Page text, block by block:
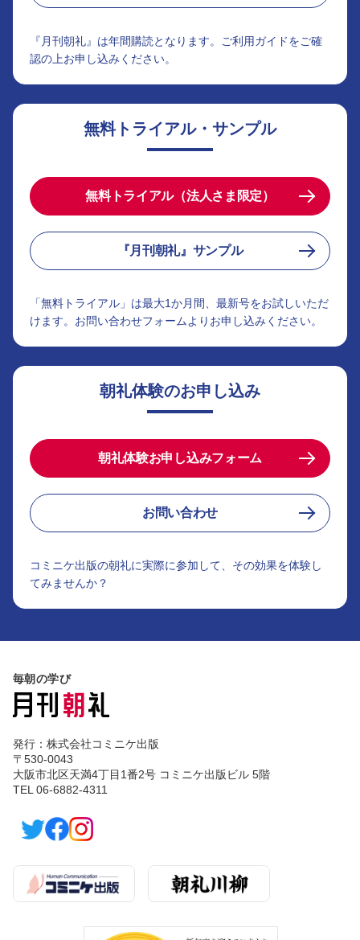
『月刊朝礼』は年間購読となります。ご利用ガイドをご確
認の上お申し込みください。
無料トライアル・サンプル
無料トライアル（法人さま限定）
『月刊朝礼』サンプル
「無料トライアル」は最大1か月間、最新号をお試しいただ
けます。お問い合わせフォームよりお申し込みください。
朝礼体験のお申し込み
朝礼体験お申し込みフォーム
お問い合わせ
コミニケ出版の朝礼に実際に参加して、その効果を体験し
てみませんか？
毎朝の学び
発行：株式会社コミニケ出版
〒530-0043
大阪市北区天満4丁目1番2号 コミニケ出版ビル 5階
TEL 06-6882-4311